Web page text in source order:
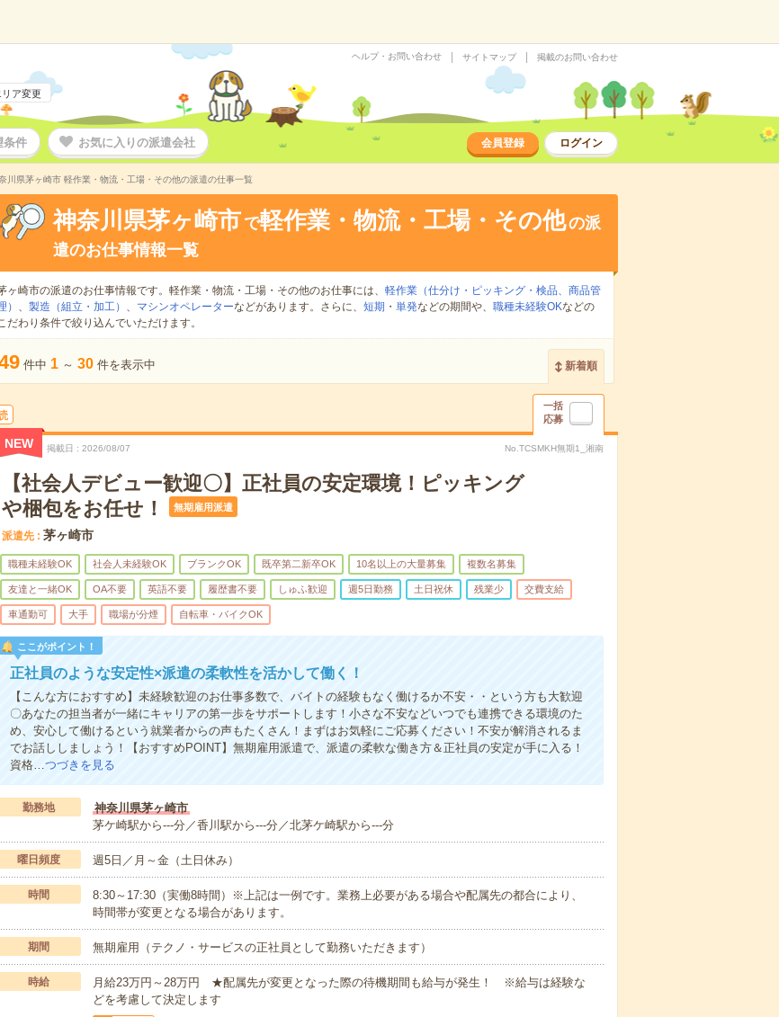
リア変更
ヘルプ・お問い合わせ サイトマップ 掲載のお問い合わせ
条件 お気に入りの派遣会社 会員登録 ログイン
川県茅ヶ崎市 軽作業・物流・工場・その他の派遣の仕事一覧
神奈川県茅ヶ崎市 で軽作業・物流・工場・その他の派
遣のお仕事情報一覧
ヶ崎市の派遣のお仕事情報です。軽作業・物流・工場・その他のお仕事には、 軽作業（仕分け・ピッキング・検品、商品管
） 、 製造（組立・加工） 、 マシンオペレーターなどがあります。さらに、 短期 ・ 単発などの期間や、 職種未経験OKなどの
だわり条件で絞り込んでいただけます。
件中 1 ～ 30 件を表示中 新着順
一括
応募
NEW 掲載日 2026/08/07 No.TCSMKH無期1_湘南
【社会人デビュー歓迎〇】正社員の安定環境！ピッキング
や梱包をお任せ！
無期雇用派遣
派遣先 茅ヶ崎市
職種未経験OK 社会人未経験OK ブランクOK 既卒第二新卒OK 10名以上の大量募集 複数名募集
友達と一緒OK OA不要 英語不要 履歴書不要 しゅふ歓迎 週5日勤務 土日祝休 残業少 交費支給
車通勤可 大手 職場が分煙 自転車・バイクOK
ここがポイント！
正社員のような安定性×派遣の柔軟性を活かして働く！
【こんな方におすすめ】未経験歓迎のお仕事多数で、バイトの経験もなく働けるか不安・・という方も大歓迎
〇あなたの担当者が一緒にキャリアの第一歩をサポートします！小さな不安などいつでも連携できる環境のた
め、安心して働けるという就業者からの声もたくさん！まずはお気軽にご応募ください！不安が解消されるま
でお話ししましょう！【おすすめPOINT】無期雇用派遣で、派遣の柔軟な働き方＆正社員の安定が手に入る！
資格…つづきを見る
勤務地
神奈川県茅ヶ崎市
茅ケ崎駅から---分／香川駅から---分／北茅ケ崎駅から---分
曜日頻度 週5日／月～金（土日休み）
時間
8:30～17:30（実働8時間）※上記は一例です。業務上必要がある場合や配属先の都合により、
時間帯が変更となる場合があります。
期間 無期雇用（テクノ・サービスの正社員として勤務いただきます）
時給
月給23万円～28万円 ★配属先が変更となった際の待機期間も給与が発生！ ※給与は経験な
どを考慮して決定します